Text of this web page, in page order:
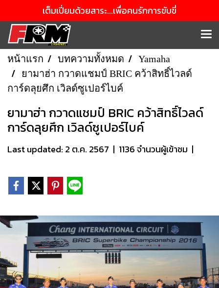
เต็มเปี่ยมด้วยสาระ...เพื่อคนรักการขับขี่
หน้าแรก บทความทั้งหมด
Yamaha
ยามาฮ่า กวาดแชมป์ BRIC คว้าสิทธิ์ไวลด์
การ์ดลุยศึก เวิลด์ซูเปอร์ไบค์
ยามาฮ่า กวาดแชมป์ BRIC คว้าสิทธิ์ไวลด์
การ์ดลุยศึก เวิลด์ซูเปอร์ไบค์
Last updated: 2 ต.ค. 2567 | 1136 จำนวนผู้เข้าชม |